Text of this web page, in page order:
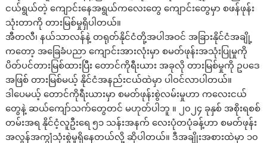
ငယ်ရွယ်တဲ့ ကျောင်းနေအရွယ်ကလေးတွေ ကျောင်းတွေမှာ စဖန်ဖုန်း
သုံးတာကို တားမြစ်မှုရှိပါတယ်။
အီတလီ၊ နယ်သာလန်နဲ့ တရုတ်နိုင်ငံတို့အပါအဝင် အခြားနိုင်ငံအချို့
ကတော့ အခြေခံပညာ ကျောင်းအားလုံးမှာ စမတ်ဖုန်းအသုံးပြုမှုကို
ပိတ်ပင်တားမြစ်ထားပြီး တောင်ကိုရီးယား အခုလို တားမြစ်မှုကို ဥပ‌ဒေ
အဖြစ် တားမြစ်မယ့် နိုင်ငံအနည်းငယ်ထဲမှာ ပါဝင်လာပါတယ်။
ဒါပေမယ့် တောင်ကိုရီးယားမှာ စမတ်ဖုန်းစွဲလမ်းမှုဟာ ကလေးငယ်
တွေနဲ့ ဆယ်ကျော်သက်တွေတင် မဟုတ်ပါဘူ ။ ၂၀၂၄ ခုနှစ် အစိုးရစစ်
တမ်းအရ နိုင်ငံ့လူဦးရေ ၅၁ သန်းအနက် လေးပုံတပုံခန့်ဟာ စမတ်ဖုန်း
အလွန်အကျွံသုံးစွဲမှုရှိနေတယ်လို့ ဆိုပါတယ်။ ဒီအချိုးအစားထဲမှာ ၁၀